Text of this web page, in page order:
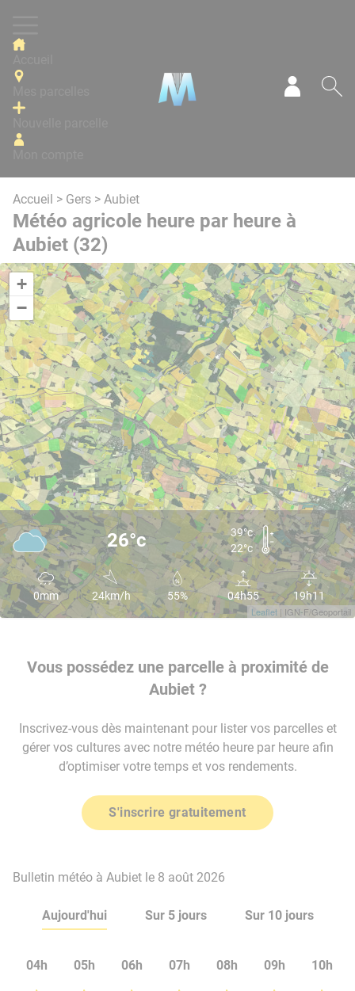
Accueil > Gers > Aubiet
Météo agricole heure par heure à
Aubiet (32)
+
−
Leaflet | IGN-F/Geoportail
26°c
39°c
22°c
0mm 24km/h 55% 04h55 19h11
Vous possédez une parcelle à proximité de
Aubiet ?
Inscrivez-vous dès maintenant pour lister vos parcelles et
gérer vos cultures avec notre météo heure par heure afin
d’optimiser votre temps et vos rendements.
S'inscrire gratuitement
Bulletin météo à Aubiet le 8 août 2026
Aujourd'hui Sur 5 jours Sur 10 jours
04h 05h 06h 07h 08h 09h 10h